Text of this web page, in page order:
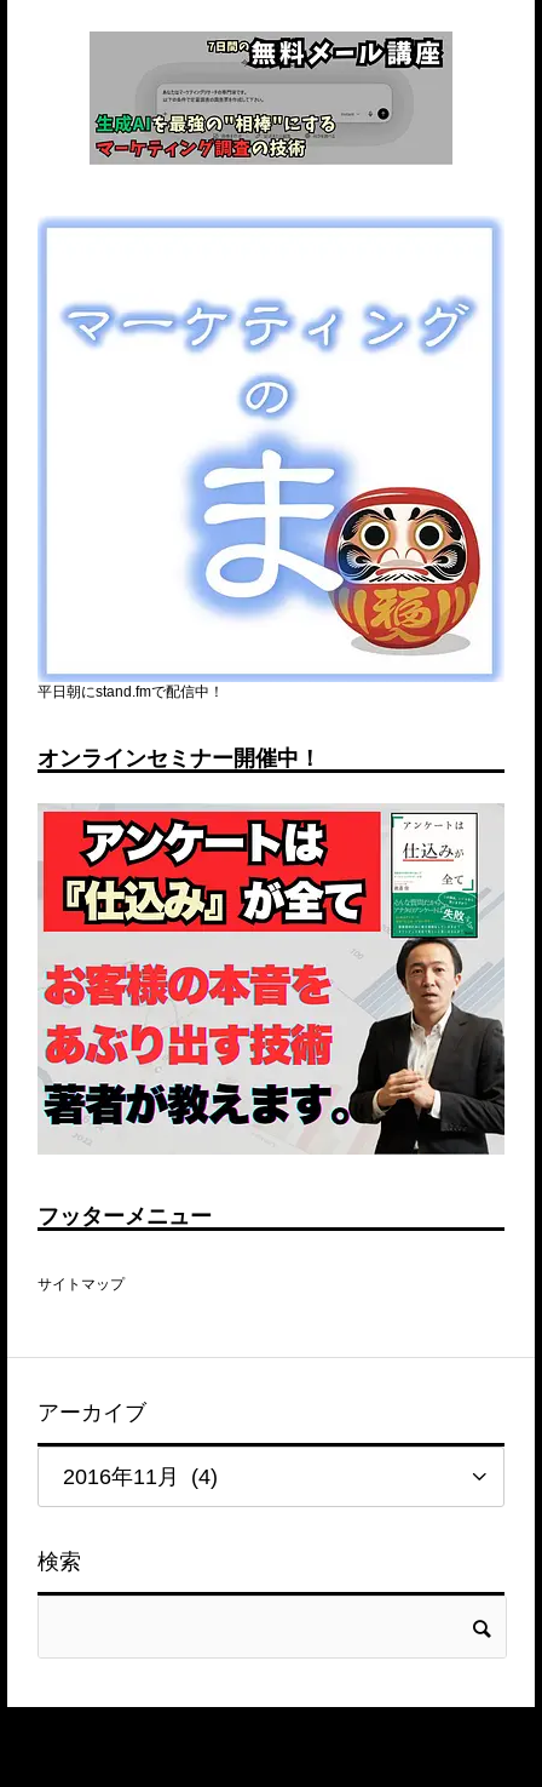
平日朝にstand.fmで配信中！
オンラインセミナー開催中！
フッターメニュー
サイトマップ
アーカイブ
検索